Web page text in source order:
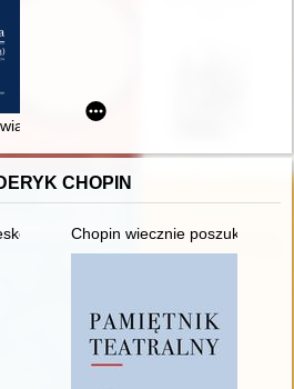
szkolnego przez społeczność
CHOPIN
literatuóeChopin wiecznie poszukiwany.